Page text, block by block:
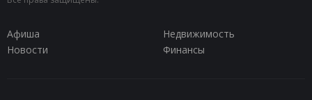
Афиша
Недвижимость
Новости
Финансы